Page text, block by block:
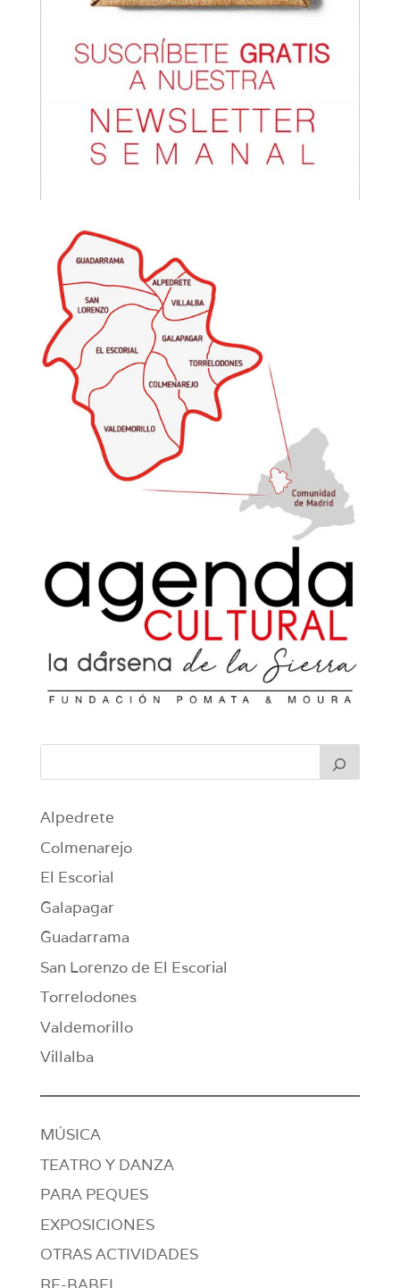
Alpedrete
Colmenarejo
El Escorial
Galapagar
Guadarrama
San Lorenzo de El Escorial
Torrelodones
Valdemorillo
Villalba
MÚSICA
TEATRO Y DANZA
PARA PEQUES
EXPOSICIONES
OTRAS ACTIVIDADES